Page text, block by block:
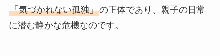
「気づかれない孤独」の正体であり、親子の日常
に潜む静かな危機なのです。